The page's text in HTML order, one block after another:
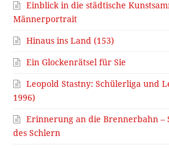
Einblick in die städtische
Männerportrait
Hinaus ins Land (153)
Ein Glockenrätsel für Sie
Leopold Stastny: Schülerliga und
1996)
Erinnerung an die Brennerbahn –
des Schlern